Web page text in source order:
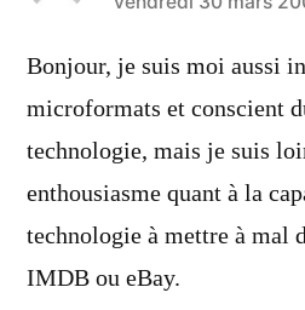
a
dit :
Bonjour, je suis moi aussi
microformats et conscient
technologie, mais je suis
enthousiasme quant à la
technologie à mettre à mal
IMDB ou eBay.